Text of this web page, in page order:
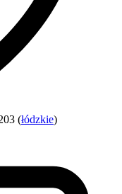
(łódzkie)